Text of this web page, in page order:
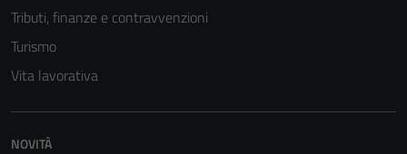
Tributi, finanze e contravvenzioni
Turismo
Vita lavorativa
NOVITÀ